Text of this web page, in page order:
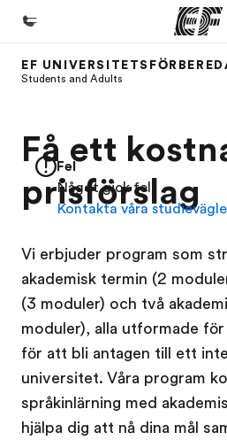
Hem
Program
Se allt vi erbjuder
Kontor
Om oss
Vilka är vi?
Bli en del av vårt team
EF
Students and Adults
Få ett
prisförslag
Vi erbjuder program som
akademisk termin (2
(3 moduler) och två
moduler), alla utformade
för att bli antagen till ett
universitet. Våra program
språkinlärning med
hjälpa dig att nå dina mål
Fel
Något gick fel
Kontakta våra